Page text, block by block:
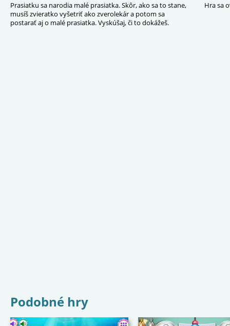
Prasiatku sa narodia malé prasiatka. Skôr, ako sa to stane,
musíš zvieratko vyšetriť ako zverolekár a potom sa
postarať aj o malé prasiatka. Vyskúšaj, či to dokážeš.
Hra sa
Podobné hry